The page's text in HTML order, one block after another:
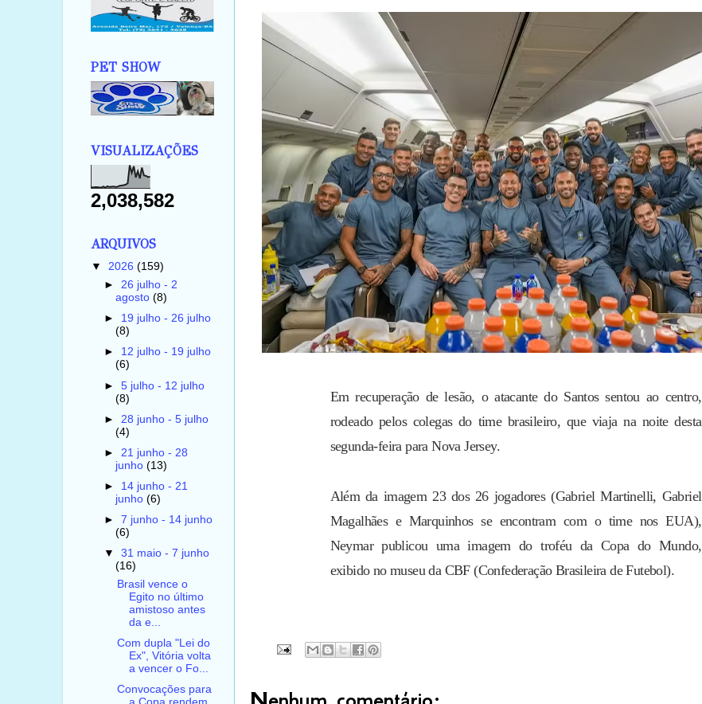
Em recuperação de lesão, o atacante do Santos sentou ao centro,
rodeado pelos colegas do time brasileiro, que viaja na noite desta
segunda-feira para Nova Jersey.
Além da imagem 23 dos 26 jogadores (Gabriel Martinelli, Gabriel
Magalhães e Marquinhos se encontram com o time nos EUA),
Neymar publicou uma imagem do troféu da Copa do Mundo,
exibido no museu da CBF (Confederação Brasileira de Futebol).
PET SHOW
VISUALIZAÇÕES
2,038,582
ARQUIVOS
▼ 2026 (159)
► 26 julho - 2
agosto (8)
► 19 julho - 26 julho
(8)
► 12 julho - 19 julho
(6)
► 5 julho - 12 julho
(8)
► 28 junho - 5 julho
(4)
► 21 junho - 28
junho (13)
► 14 junho - 21
junho (6)
► 7 junho - 14 junho
(6)
▼ 31 maio - 7 junho
(16)
Brasil vence o
Egito no último
amistoso antes
da e...
Com dupla "Lei do
Ex", Vitória volta
a vencer o Fo...
Convocações para